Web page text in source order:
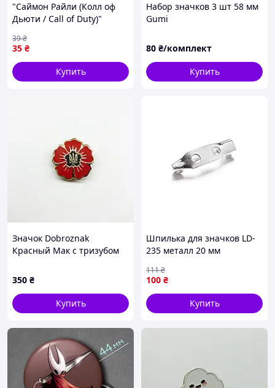
"Саймон Райли (Колл оф
Дьюти / Call of Duty)"
Ø44 мм
35 ₴
39₴
Купить
Набор значков 3 шт 58 мм
Gumi
80 ₴/комплект
Купить
Значок Dobroznak
Красный Мак с тризубом
350 ₴
Купить
Шпилька для значков LD-
235 металл 20 мм
100 ₴
111₴
Купить